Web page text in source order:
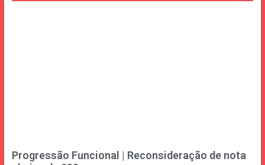
Progressão Funcional | Reconsideração de nota